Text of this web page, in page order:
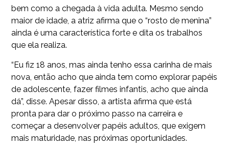
bem como a chegada à vida adulta. Mesmo sendo
maior de idade, a atriz afirma que o “rosto de menina”
ainda é uma característica forte e dita os trabalhos
que ela realiza.
“Eu fiz 18 anos, mas ainda tenho essa carinha de mais
nova, então acho que ainda tem como explorar papéis
de adolescente, fazer filmes infantis, acho que ainda
dá”, disse. Apesar disso, a artista afirma que está
pronta para dar o próximo passo na carreira e
começar a desenvolver papéis adultos, que exigem
mais maturidade, nas próximas oportunidades.